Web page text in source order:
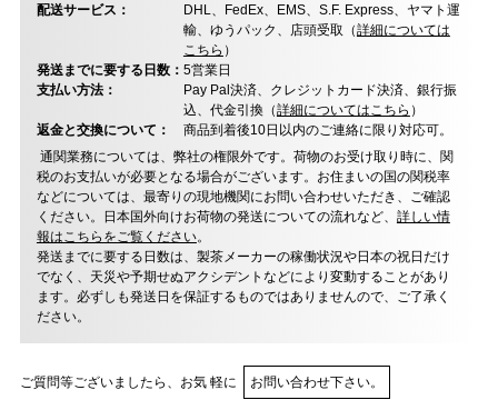
配送サービス：
DHL、FedEx、EMS、S.F. Express、ヤマト運
輸、ゆうパック、店頭受取（詳細については
こちら ）
発送までに要する日数： 5営業日
支払い方法：
Pay Pal決済、クレジットカード決済、銀行振
込、代金引換（詳細についてはこちら ）
返金と交換について：
商品到着後10日以内のご連絡に限り対応可。
通関業務については、弊社の権限外です。荷物のお受け取り時に、関
税のお支払いが必要となる場合がございます。お住まいの国の関税率
などについては、最寄りの現地機関にお問い合わせいただき、ご確認
ください。日本国外向けお荷物の発送についての流れなど、 詳しい情
報はこちらをご覧ください。
発送までに要する日数は、製茶メーカーの稼働状況や日本の祝日だけ
でなく、天災や予期せぬアクシデントなどにより変動することがあり
ます。必ずしも発送日を保証するものではありませんので、ご了承く
ださい。
ご質問等ございましたら、お気 軽に お問い合わせ下さい。